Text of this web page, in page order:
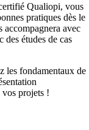
Qualiopi, vous
pratiques dès le
avec
des études de cas
les fondamentaux de
vos projets !